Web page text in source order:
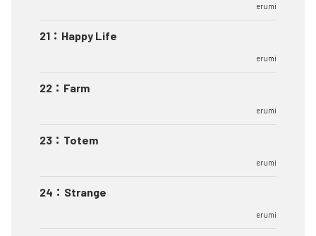
erumi
21 ： Happy Life
erumi
22 ： Farm
erumi
23 ： Totem
erumi
24 ： Strange
erumi